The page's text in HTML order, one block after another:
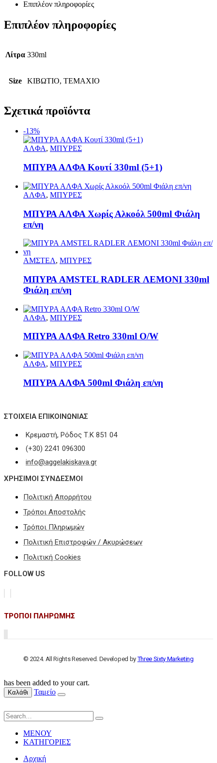
Επιπλέον πληροφορίες
Επιπλέον πληροφορίες
Λίτρα 330ml
Size ΚΙΒΩΤΙΟ, ΤΕΜΑΧΙΟ
Σχετικά προϊόντα
-13%
ΑΛΦΑ, ΜΠΥΡΕΣ
ΜΠΥΡΑ ΑΛΦΑ Κουτί 330ml (5+1)
ΑΛΦΑ, ΜΠΥΡΕΣ
ΜΠΥΡΑ ΑΛΦΑ Χωρίς Αλκοόλ 500ml Φιάλη
επ/νη
ΑΜΣΤΕΛ, ΜΠΥΡΕΣ
ΜΠΥΡΑ AMSTEL RADLER ΛΕΜΟΝΙ 330ml
Φιάλη επ/νη
ΑΛΦΑ, ΜΠΥΡΕΣ
ΜΠΥΡΑ ΑΛΦΑ Retro 330ml O/W
ΑΛΦΑ, ΜΠΥΡΕΣ
ΜΠΥΡΑ ΑΛΦΑ 500ml Φιάλη επ/νη
ΣΤΟΙΧΕΊΑ ΕΠΙΚΟΙΝΩΝΊΑΣ
Κρεμαστή, Ρόδος Τ.Κ 851 04
(+30) 2241 096300
info@aggelakiskava.gr
ΧΡΗΣΙΜΟΙ ΣΥΝΔΕΣΜΟΙ
Πολιτική Απορρήτου
Τρόποι Αποστολής
Τρόποι Πληρωμών
Πολιτική Επιστροφών / Ακυρώσεων
Πολιτική Cookies
FOLLOW US
ΤΡΟΠΟΙ ΠΛΗΡΩΜΗΣ
© 2024. All Rights Reserved. Developed byThree Sixty Marketing
has been added to your cart.
Καλάθι Ταμείο
ΜΕΝΟΥ
ΚΑΤΗΓΟΡΙΕΣ
Αρχική